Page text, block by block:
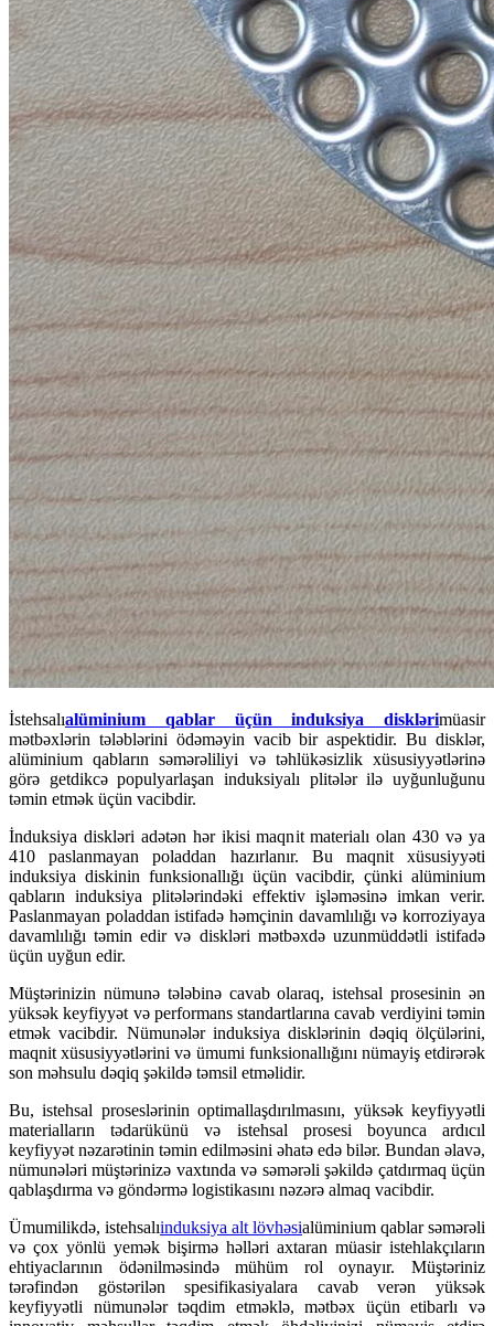
İstehsalıalüminium qablar üçün induksiya disklərimüasir
mətbəxlərin tələblərini ödəməyin vacib bir aspektidir. Bu disklər,
alüminium qabların səmərəliliyi və təhlükəsizlik xüsusiyyətlərinə
görə getdikcə populyarlaşan induksiyalı plitələr ilə uyğunluğunu
təmin etmək üçün vacibdir.
İnduksiya diskləri adətən hər ikisi maqnit materialı olan 430 və ya
410 paslanmayan poladdan hazırlanır. Bu maqnit xüsusiyyəti
induksiya diskinin funksionallığı üçün vacibdir, çünki alüminium
qabların induksiya plitələrindəki effektiv işləməsinə imkan verir.
Paslanmayan poladdan istifadə həmçinin davamlılığı və korroziyaya
davamlılığı təmin edir və diskləri mətbəxdə uzunmüddətli istifadə
üçün uyğun edir.
Müştərinizin nümunə tələbinə cavab olaraq, istehsal prosesinin ən
yüksək keyfiyyət və performans standartlarına cavab verdiyini təmin
etmək vacibdir. Nümunələr induksiya disklərinin dəqiq ölçülərini,
maqnit xüsusiyyətlərini və ümumi funksionallığını nümayiş etdirərək
son məhsulu dəqiq şəkildə təmsil etməlidir.
Bu, istehsal proseslərinin optimallaşdırılmasını, yüksək keyfiyyətli
materialların tədarükünü və istehsal prosesi boyunca ardıcıl
keyfiyyət nəzarətinin təmin edilməsini əhatə edə bilər. Bundan əlavə,
nümunələri müştərinizə vaxtında və səmərəli şəkildə çatdırmaq üçün
qablaşdırma və göndərmə logistikasını nəzərə almaq vacibdir.
Ümumilikdə, istehsalıinduksiya alt lövhəsialüminium qablar səmərəli
və çox yönlü yemək bişirmə həlləri axtaran müasir istehlakçıların
ehtiyaclarının ödənilməsində mühüm rol oynayır. Müştəriniz
tərəfindən göstərilən spesifikasiyalara cavab verən yüksək
keyfiyyətli nümunələr təqdim etməklə, mətbəx üçün etibarlı və